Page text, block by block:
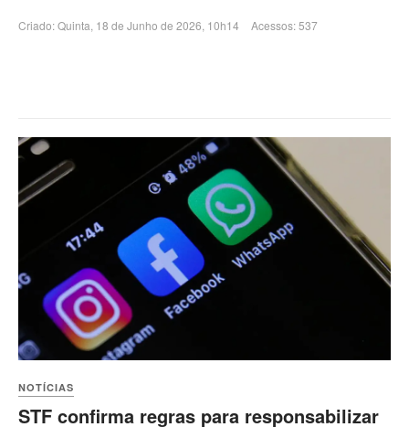
Criado: Quinta, 18 de Junho de 2026, 10h14 Acessos: 537
NOTÍCIAS
STF confirma regras para responsabilizar